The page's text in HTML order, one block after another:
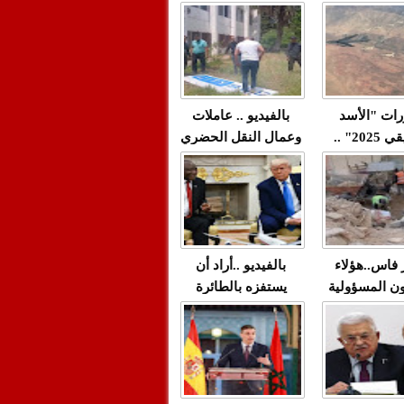
"مولات 88 غرزة"
حميد طولست
تزداد فيه
العنف ضد
فيه أحيانًا
في
صادمة وملتمس
"الوجهاء"؟/ صمت
وزارة الداخلية؟/أين
الوزير التوفيق؟(فيديو)
بالفيديو .. عاملات
وعمال النقل الحضري
بفاس يعبرون عن
ارتياحهم بعد إنهاء عقد
شركة "سيتي باص"
"الأسد
الإفريقي 2025" ..
النووية
مع ثماني
مقاتلات من نوع F-16
الجوية
المغربية
بالفيديو ..أراد أن
يستفزه بالطائرة
القطرية لكن ترامب
فضحه أمام العالم
بالحجة والدليل
فاس..هؤلاء
المسؤولية
العمارات
مفتوحة